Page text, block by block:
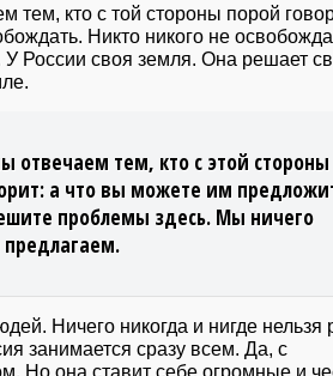
тем, кто с той стороны порой
Никто никого не
У России своя земля. Она решает
отвечаем тем, кто с этой стороны
а что вы можете им
проблемы здесь. Мы ничего
Ничего никогда и нигде нельзя
занимается сразу всем. Да, с
Но она ставит себе огромные и